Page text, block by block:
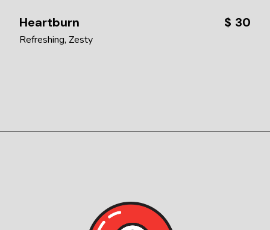
Heartburn $ 30
Refreshing Zesty